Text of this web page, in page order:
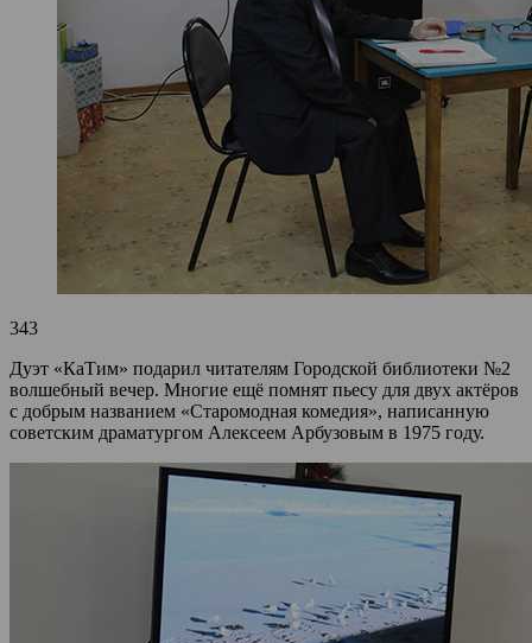
343
Дуэт «КаТим» подарил читателям Городской библиотеки №2
волшебный вечер. Многие ещё помнят пьесу для двух актёров
с добрым названием «Старомодная комедия», написанную
советским драматургом Алексеем Арбузовым в 1975 году.